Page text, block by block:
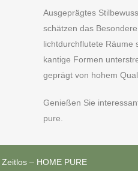
Ausgeprägtes
schätzen das
lichtdurchflutete Räume
kantige Formen
geprägt von hohem
Genießen Sie
pure.
Zeitlos – HOME PURE